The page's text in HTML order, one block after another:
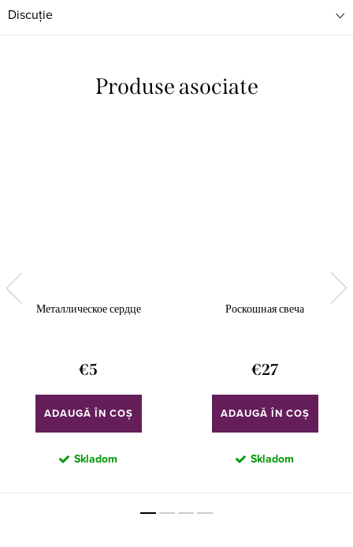
Discuţie
Produse asociate
Металлическое сердце
€5
ADAUGĂ ÎN COŞ
Skladom
Роскошная свеча
€27
ADAUGĂ ÎN COŞ
Skladom